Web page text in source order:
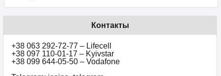
Контакты
+38 063 292-72-77 – Lifecell
+38 097 110-01-17 – Kyivstar
+38 099 644-05-50 – Vodafone